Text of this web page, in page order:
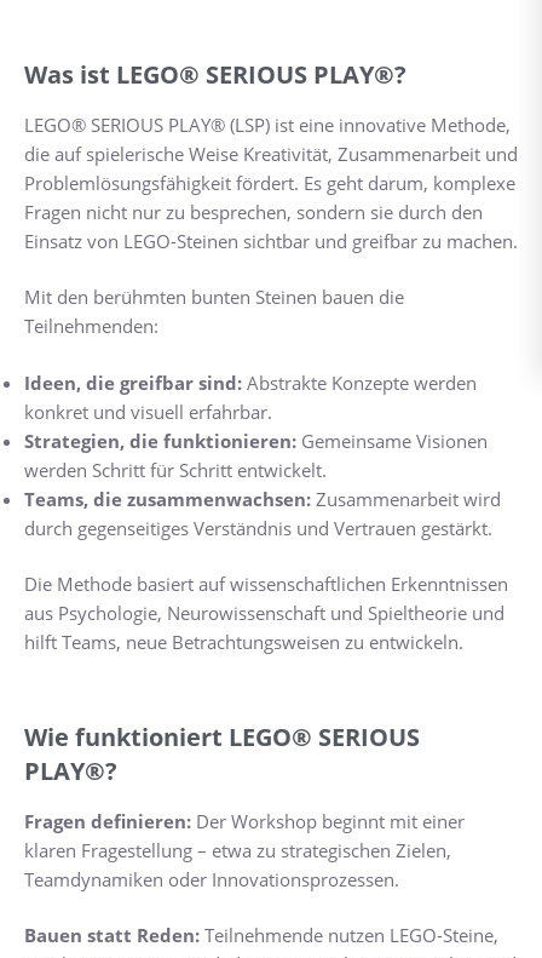
Was ist LEGO® SERIOUS PLAY®?
LEGO® SERIOUS PLAY® (LSP) ist eine innovative Methode,
die auf spielerische Weise Kreativität, Zusammenarbeit und
Problemlösungsfähigkeit fördert. Es geht darum, komplexe
Fragen nicht nur zu besprechen, sondern sie durch den
Einsatz von LEGO-Steinen sichtbar und greifbar zu machen.
Mit den berühmten bunten Steinen bauen die
Teilnehmenden:
Ideen, die greifbar sind: Abstrakte Konzepte werden
konkret und visuell erfahrbar.
Strategien, die funktionieren: Gemeinsame Visionen
werden Schritt für Schritt entwickelt.
Teams, die zusammenwachsen: Zusammenarbeit wird
durch gegenseitiges Verständnis und Vertrauen gestärkt.
Die Methode basiert auf wissenschaftlichen Erkenntnissen
aus Psychologie, Neurowissenschaft und Spieltheorie und
hilft Teams, neue Betrachtungsweisen zu entwickeln.
Wie funktioniert LEGO® SERIOUS
PLAY®?
Fragen definieren: Der Workshop beginnt mit einer
klaren Fragestellung – etwa zu strategischen Zielen,
Teamdynamiken oder Innovationsprozessen.
Bauen statt Reden: Teilnehmende nutzen LEGO-Steine,